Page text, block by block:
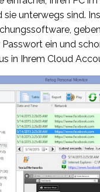
sie unterwegs sind.
,
Passwort ein und
in Ihrem Cloud